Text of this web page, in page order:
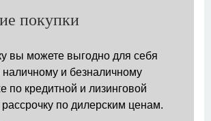
покупки
вы можете выгодно для себя
наличному и безналичному
по кредитной и лизинговой
по дилерским ценам.